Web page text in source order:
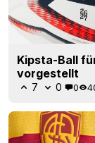
Kipsta-Ball
vorgestellt
7 0 0